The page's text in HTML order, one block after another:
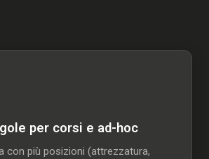
per corsi e ad-hoc
con più posizioni (attrezzatura,